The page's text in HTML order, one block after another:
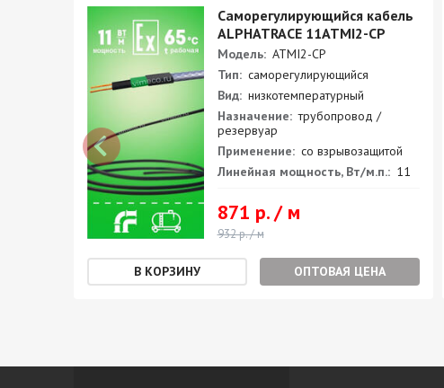
Саморегулирующийся кабель
ALPHATRACE 11ATMI2-CP
Модель: ATMI2-CP
Тип: саморегулирующийся
Вид: низкотемпературный
Назначение: трубопровод /
резервуар
Применение: со взрывозащитой
Линейная мощность, Вт/м.п.: 11
871 р. / м
932 р. / м
ОПТОВАЯ ЦЕНА